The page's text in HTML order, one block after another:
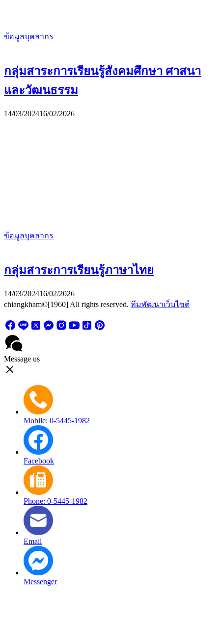
ข้อมูลบุคลากร
กลุ่มสาระการเรียนรู้สังคมศึกษา ศาสนา
และวัฒนธรรม
14/03/202416/02/2026
ข้อมูลบุคลากร
กลุ่มสาระการเรียนรู้ภาษาไทย
14/03/202416/02/2026
chiangkham©[1960] All rights reserved. ทีมพัฒนาเว็บไซต์
Message us
Mobile: 0-5445-1982
Facebook
Phone: 0-5445-1982
Email
Messenger